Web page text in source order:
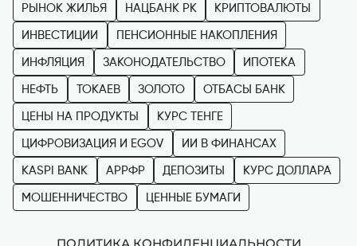
РЫНОК ЖИЛЬЯ НАЦБАНК РК КРИПТОВАЛЮТЫ
ИНВЕСТИЦИИ ПЕНСИОННЫЕ НАКОПЛЕНИЯ
ИНФЛЯЦИЯ ЗАКОНОДАТЕЛЬСТВО ИПОТЕКА
НЕФТЬ ТОКАЕВ ЗОЛОТО ОТБАСЫ БАНК
ЦЕНЫ НА ПРОДУКТЫ КУРС ТЕНГЕ
ЦИФРОВИЗАЦИЯ И EGOV ИИ В ФИНАНСАХ
KASPI BANK АРРФР ДЕПОЗИТЫ КУРС ДОЛЛАРА
МОШЕННИЧЕСТВО ЦЕННЫЕ БУМАГИ
ПОЛИТИКА КОНФИДЕНЦИАЛЬНОСТИ